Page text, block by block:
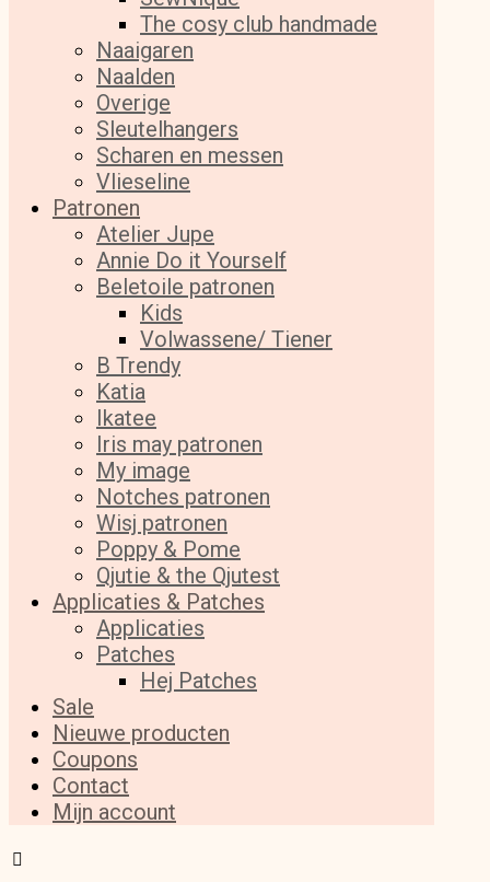
The cosy club handmade
Naaigaren
Naalden
Overige
Sleutelhangers
Scharen en messen
Vlieseline
Patronen
Atelier Jupe
Annie Do it Yourself
Beletoile patronen
Kids
Volwassene/ Tiener
B Trendy
Katia
Ikatee
Iris may patronen
My image
Notches patronen
Wisj patronen
Poppy & Pome
Qjutie & the Qjutest
Applicaties & Patches
Applicaties
Patches
Hej Patches
Sale
Nieuwe producten
Coupons
Contact
Mijn account